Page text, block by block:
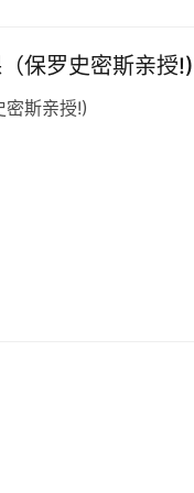
保罗史密斯亲授!)
密斯亲授!)